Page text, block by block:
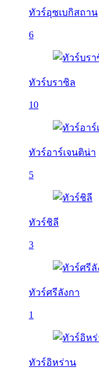
ทัวร์อุซเบกิสถาน
6
ทัวร์บราซิล
10
ทัวร์อาร์เจนติน่า
5
ทัวร์ชิลี
3
ทัวร์ศรีลังกา
1
ทัวร์อิหร่าน